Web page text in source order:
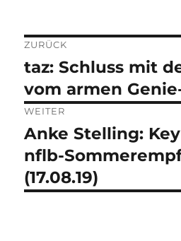
ZURÜCK
Vorheriger
Beitrag:
taz: Schluss mit
vom armen
WEITER
Nächster
Beitrag:
Anke Stelling:
nflb-
(17.08.19)